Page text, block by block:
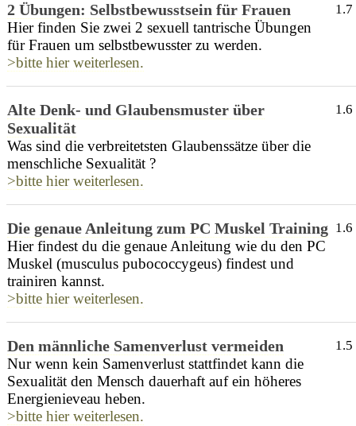
2 Übungen: Selbstbewusstsein für Frauen
Hier finden Sie zwei 2 sexuell tantrische Übungen
für Frauen um selbstbewusster zu werden.
>bitte hier weiterlesen.
1.7
Alte Denk- und Glaubensmuster über
Sexualität
Was sind die verbreitetsten Glaubenssätze über die
menschliche Sexualität ?
>bitte hier weiterlesen.
1.6
Die genaue Anleitung zum PC Muskel Training
Hier findest du die genaue Anleitung wie du den PC
Muskel (musculus pubococcygeus) findest und
trainiren kannst.
>bitte hier weiterlesen.
1.6
Den männliche Samenverlust vermeiden
Nur wenn kein Samenverlust stattfindet kann die
Sexualität den Mensch dauerhaft auf ein höheres
Energienieveau heben.
>bitte hier weiterlesen.
1.5